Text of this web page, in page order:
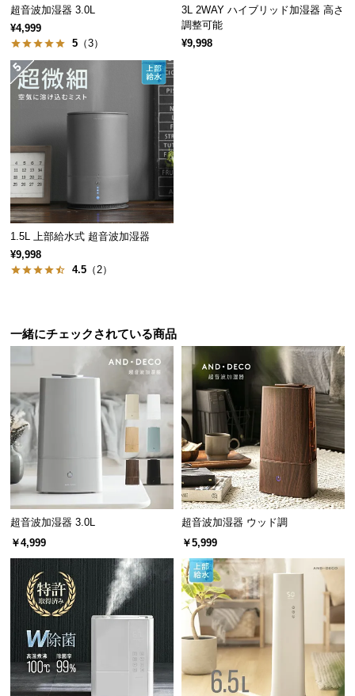
つ
い
て
開
梱
サ
ー
ス
に
い
入
に
つ
い
て
返
品・
キ
ャ
ン
セ
ル
に
つ
い
て
超音波加湿器 3.0L
¥4,999
5 （3）
3L 2WAY ハイブリッド加湿器 高さ
調整可能
¥9,998
1.5L 上部給水式 超音波加湿器
¥9,998
4.5 （2）
一緒にチェックされている商品
超音波加湿器 3.0L
￥4,999
超音波加湿器 ウッド調
￥5,999